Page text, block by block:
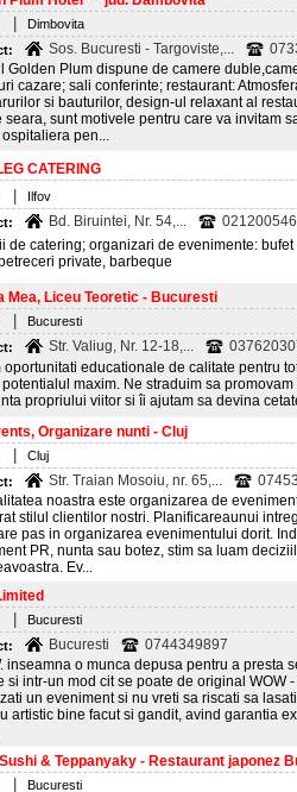
Dimbovita
Sos. Bucuresti - Targoviste,...
Golden Plum dispune de camere
cazare; sali conferinte; restaurant:
si bauturilor, design-ul relaxant al
seara, sunt motivele pentru care va invitam
pen...
CATERING
Ilfov
Bd. Biruintei, Nr. 54,...
de catering; organizari de evenimente:
private, barbeque
Mea, Liceu Teoretic - Bucuresti
Bucuresti
Str. Valiug, Nr. 12-18,...
oportunitati educationale de calitate pentru
maxim. Ne straduim sa
propriului viitor si îi ajutam sa devina
Organizare nunti - Cluj
Cluj
Str. Traian Mosoiu, nr. 65,...
noastra este organizarea de
stilul clientilor nostri. Planificareaunui
pas in organizarea evenimentului dorit.
PR, nunta sau botez, stim sa luam
Ev...
Bucuresti
Bucuresti
0744349897
inseamna o munca depusa pentru a presta
si intr-un mod cit se poate de original WOW
un eveniment si nu vreti sa riscati sa
artistic bine facut si gandit, avind garantia
& Teppanyaky - Restaurant japonez
Bucuresti